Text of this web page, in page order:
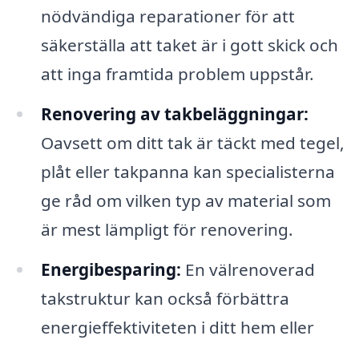
nödvändiga reparationer för att
säkerställa att taket är i gott skick och
att inga framtida problem uppstår.
Renovering av takbeläggningar:
Oavsett om ditt tak är täckt med tegel,
plåt eller takpanna kan specialisterna
ge råd om vilken typ av material som
är mest lämpligt för renovering.
Energibesparing: En välrenoverad
takstruktur kan också förbättra
energieffektiviteten i ditt hem eller